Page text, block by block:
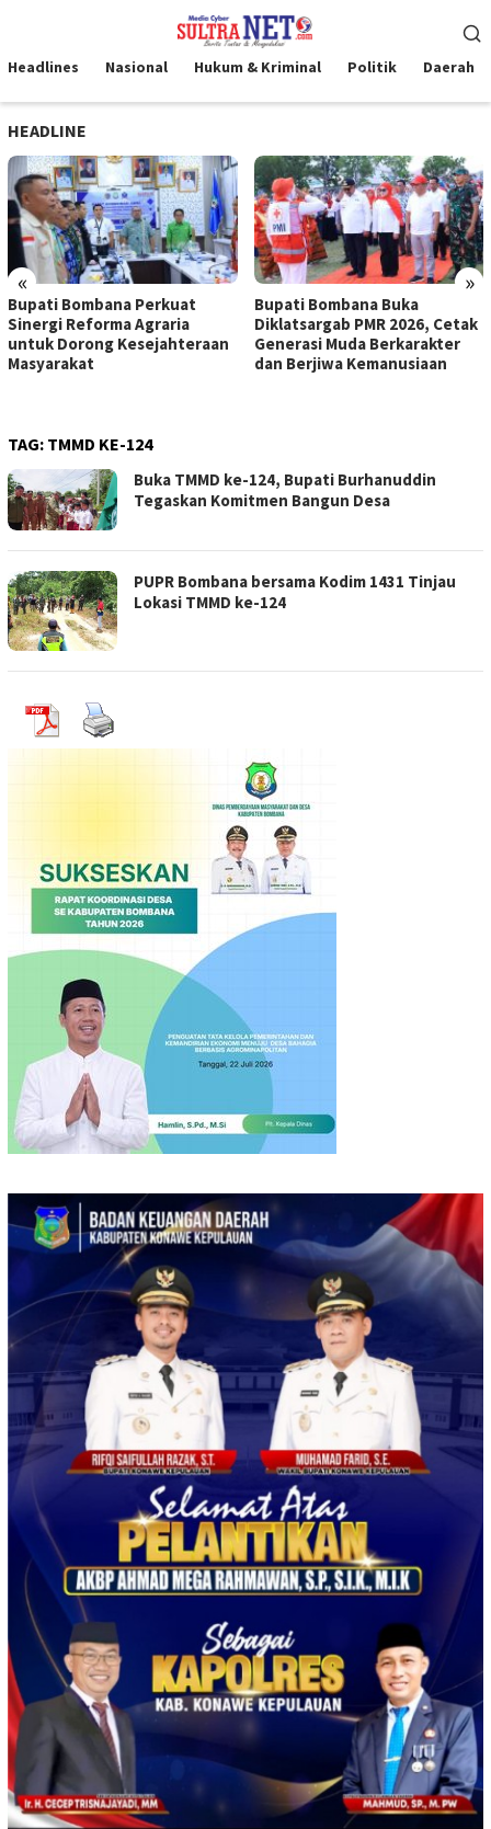
kontenMobile
Headlines Nasional Hukum & Kriminal Politik Daerah
HEADLINE
« »
Bupati Bombana Perkuat
Sinergi Reforma Agraria
untuk Dorong Kesejahteraan
Masyarakat
Bupati Bombana Buka
Diklatsargab PMR 2026, Cetak
Generasi Muda Berkarakter
dan Berjiwa Kemanusiaan
TAG: TMMD KE-124
Buka TMMD ke-124, Bupati Burhanuddin
Tegaskan Komitmen Bangun Desa
PUPR Bombana bersama Kodim 1431 Tinjau
Lokasi TMMD ke-124